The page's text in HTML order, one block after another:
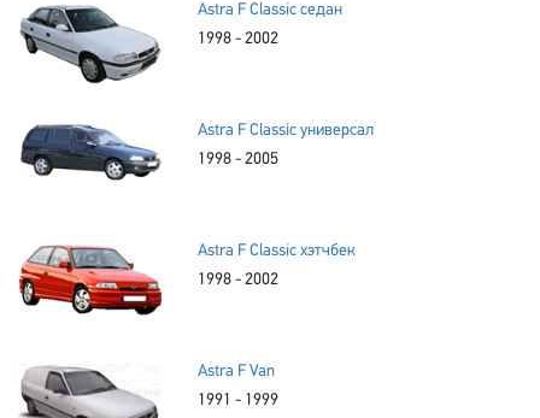
Astra F Classic седан
1998 - 2002
Astra F Classic универсал
1998 - 2005
Astra F Classic хэтчбек
1998 - 2002
Astra F Van
1991 - 1999